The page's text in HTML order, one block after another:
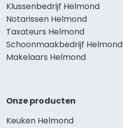
Klussenbedrijf Helmond
Notarissen Helmond
Taxateurs Helmond
Schoonmaakbedrijf Helmond
Makelaars Helmond
Onze producten
Keuken Helmond